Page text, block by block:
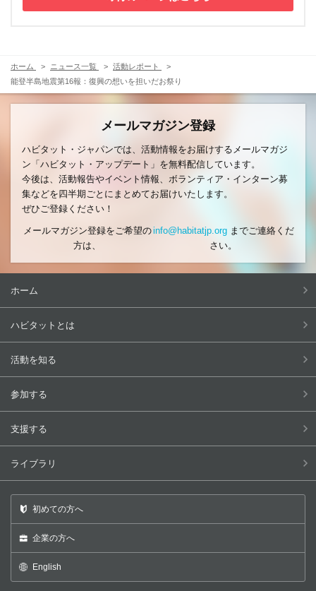
ホーム ニュース一覧
活動レポート
能登半島地震第16報：復興の想いを担いだお祭り
メールマガジン登録
ハビタット・ジャパンでは、活動情報をお届けするメールマガジ
ン「ハビタット・アップデート」を無料配信しています。
今後は、活動報告やイベント情報、ボランティア・インターン募
集などを四半期ごとにまとめてお届けいたします。
ぜひご登録ください！
メールマガジン登録をご希望の
方は、
info@habitatjp.orgまでご連絡くだ
さい。
ホーム
ハビタットとは
活動を知る
参加する
支援する
ライブラリ
初めての方へ
企業の方へ
English